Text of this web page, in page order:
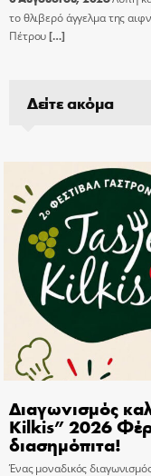
το θλιβερό άγγελμα της
Πέτρου[…]
Δείτε ακόμα
Διαγωνισμός
Kilkis” 2026
διασημόπιτα!
Ένας μοναδικός